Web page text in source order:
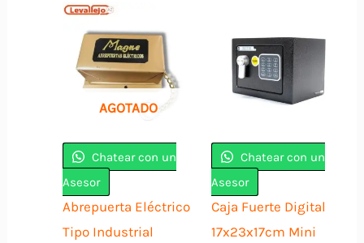
AGOTADO
Chatear con un
Asesor
Abrepuerta Eléctrico
Tipo Industrial
Chatear con un
Asesor
Caja Fuerte Digital
17x23x17cm Mini